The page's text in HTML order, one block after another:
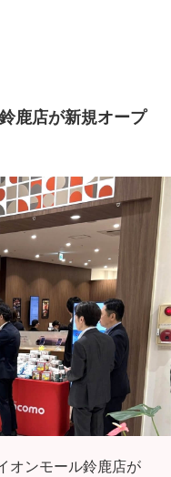
鹿店が新規オープ
オンモール鈴鹿店が